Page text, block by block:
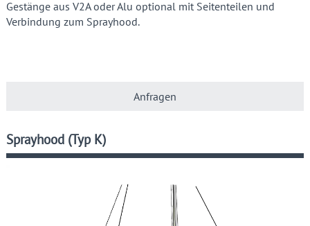
Gestänge aus V2A oder Alu optional mit Seitenteilen und
Verbindung zum Sprayhood.
Anfragen
Sprayhood (Typ K)